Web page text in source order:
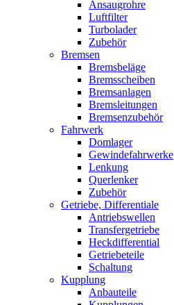
Ansaugrohre
Luftfilter
Turbolader
Zubehör
Bremsen
Bremsbeläge
Bremsscheiben
Bremsanlagen
Bremsleitungen
Bremsenzubehör
Fahrwerk
Domlager
Gewindefahrwerke
Lenkung
Querlenker
Zubehör
Getriebe, Differentiale
Antriebswellen
Transfergetriebe
Heckdifferential
Getriebeteile
Schaltung
Kupplung
Anbauteile